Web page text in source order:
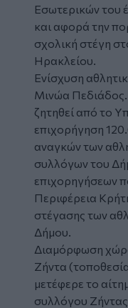
Εσωτερικών του
και αφορά την
σχολική στέγη
Ηρακλείου.
Ενίσχυση
Μινώα Πεδιάδος.
ζητηθεί από το
επιχορήγηση
αναγκών των
συλλόγων του
επιχορηγήσεων
Περιφέρεια
στέγασης των
Δήμου.
Διαμόρφωση
Ζήντα
μετέφερε το
συλλόγου